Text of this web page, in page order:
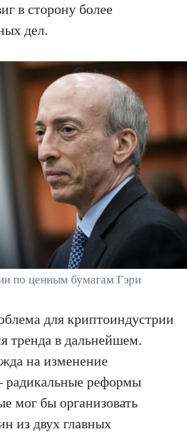
в сторону более
дел.
по ценным бумагам Гэри
для криптоиндустрии
тренда в дальнейшем.
на изменение
радикальные реформы
мог бы организовать
из двух главных